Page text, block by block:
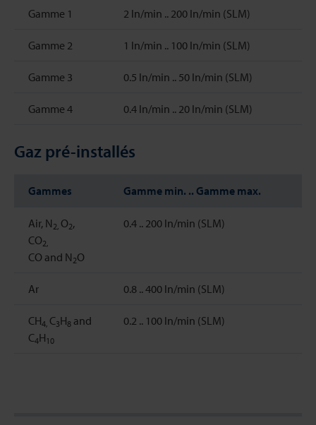
Gamme 1 2 ln/min .. 200 ln/min (SLM)
Gamme 2 1 ln/min .. 100 ln/min (SLM)
Gamme 3 0.5 ln/min .. 50 ln/min (SLM)
Gamme 4 0.4 ln/min .. 20 ln/min (SLM)
Gaz pré-installés
Gammes Gamme min. .. Gamme max.
Air, N 2, O2,
CO2,
CO and N 2O
0.4 .. 200 ln/min (SLM)
Ar 0.8 .. 400 ln/min (SLM)
CH4, C3H8 and
C4H 10
0.2 .. 100 ln/min (SLM)